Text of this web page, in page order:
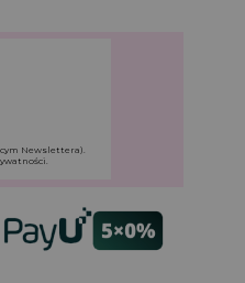
Newslettera).